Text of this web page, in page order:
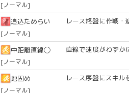
[ノーマル]
追込ためらい
[ノーマル]
レース終盤に作戦
中距離直線◯
[ノーマル]
直線で速度がわずか
地固め
[ノーマル]
レース序盤にスキ